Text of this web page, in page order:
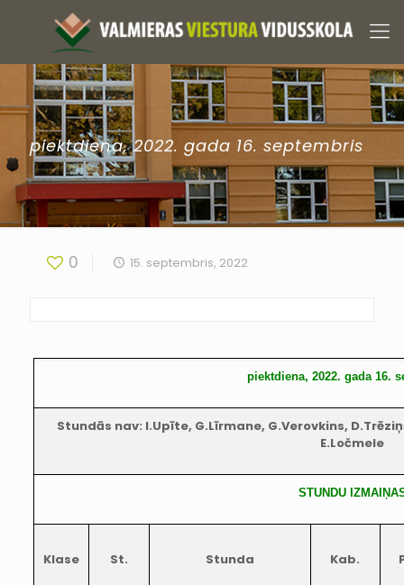
piektdiena, 2022. gada 16. septembris
0 15. septembris, 2022
piektdiena, 2022. gada 16.
Stundās nav: I.Upīte, G.Līrmane, G.Verovkins,
E.Ločmele
STUNDU
Klase St. Stunda Kab.